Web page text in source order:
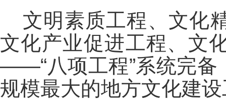
文明素质工程、文化
文化产业促进工程、文
——“八项工程”系统完备
规模最大的地方文化建